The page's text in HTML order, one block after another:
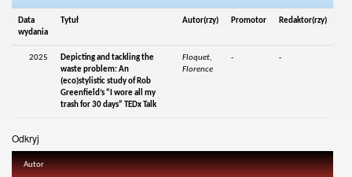
Data
wydania
Tytuł Autor(rzy) Promotor Redaktor(rzy)
2025
Depicting and tackling the
waste problem: An
(eco)stylistic study of Rob
Greenfield’s “I wore all my
trash for 30 days” TEDx Talk
Floquet,
Florence
- -
Odkryj
Autor